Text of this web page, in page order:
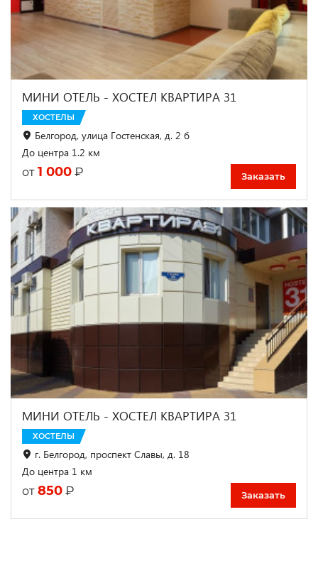
МИНИ ОТЕЛЬ - ХОСТЕЛ КВАРТИРА 31
ХОСТЕЛЫ
Белгород, улица Гостенская, д. 2 б
До центра 1.2 км
от 1 000 ₽ Заказать
МИНИ ОТЕЛЬ - ХОСТЕЛ КВАРТИРА 31
ХОСТЕЛЫ
г. Белгород, проспект Славы, д. 18
До центра 1 км
от 850 ₽ Заказать